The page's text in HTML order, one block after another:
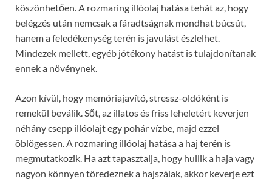
köszönhetően. A rozmaring illóolaj hatása tehát az, hogy
belégzés után nemcsak a fáradtságnak mondhat búcsút,
hanem a feledékenység terén is javulást észlelhet.
Mindezek mellett, egyéb jótékony hatást is tulajdonítanak
ennek a növénynek.
Azon kívül, hogy memóriajavító, stressz-oldóként is
remekül beválik. Sőt, az illatos és friss leheletért keverjen
néhány csepp illóolajt egy pohár vízbe, majd ezzel
öblögessen. A rozmaring illóolaj hatása a haj terén is
megmutatkozik. Ha azt tapasztalja, hogy hullik a haja vagy
nagyon könnyen töredeznek a hajszálak, akkor keverje ezt